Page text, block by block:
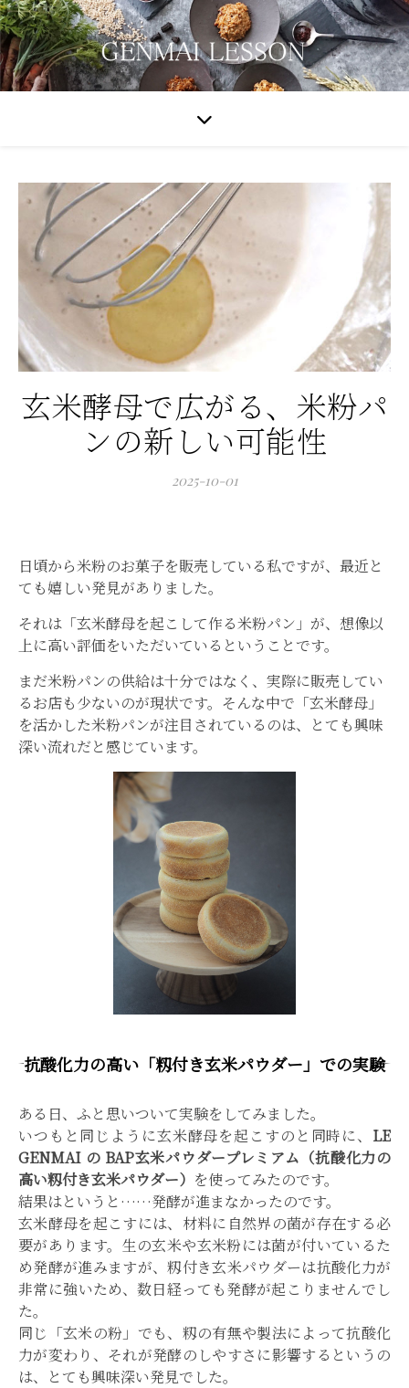
玄米酵母で広がる、米粉パ
ンの新しい可能性
2025-10-01
日頃から米粉のお菓子を販売している私ですが、最近と
ても嬉しい発見がありました。
それは「玄米酵母を起こして作る米粉パン」が、想像以
上に高い評価をいただいているということです。
まだ米粉パンの供給は十分ではなく、実際に販売してい
るお店も少ないのが現状です。そんな中で「玄米酵母」
を活かした米粉パンが注目されているのは、とても興味
深い流れだと感じています。
抗酸化力の高い「籾付き玄米パウダー」での実験
ある日、ふと思いついて実験をしてみました。
いつもと同じように玄米酵母を起こすのと同時に、 LE
GENMAI の BAP玄米パウダープレミアム（抗酸化力の
高い籾付き玄米パウダー） を使ってみたのです。
結果はというと……発酵が進まなかったのです。
玄米酵母を起こすには、材料に自然界の菌が存在する必
要があります。生の玄米や玄米粉には菌が付いているた
め発酵が進みますが、籾付き玄米パウダーは抗酸化力が
非常に強いため、数日経っても発酵が起こりませんでし
た。
同じ「玄米の粉」でも、籾の有無や製法によって抗酸化
力が変わり、それが発酵のしやすさに影響するというの
は、とても興味深い発見でした。